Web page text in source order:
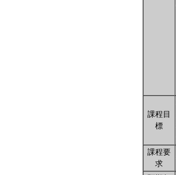
課程目
標
課程要
求